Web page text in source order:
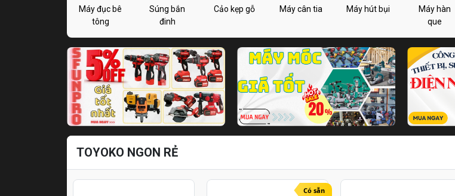
Máy đục bê
tông
Súng bắn
đinh
Cảo kẹp gỗ Máy cân tia Máy hút bụi
Máy hàn
que
TOYOKO NGON RẺ
Có sẵn